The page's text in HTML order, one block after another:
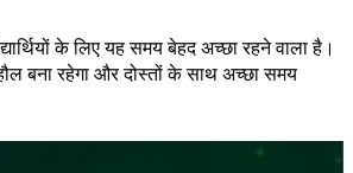
के लिए यह समय बेहद अच्छा रहने वाला है।
बना रहेगा और दोस्तों के साथ अच्छा समय